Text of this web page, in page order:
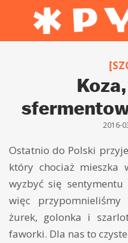
2016-
Ostatnio do Polski
który chociaż mieszka
wyzbyć się
więc
żurek, golonka i
faworki. Dla nas to